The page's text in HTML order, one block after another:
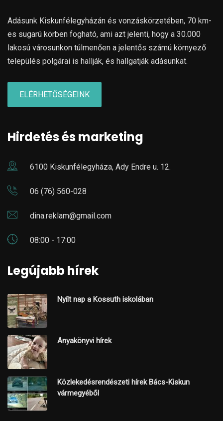
Adásunk Kiskunfélegyházán és vonzáskörzetében, 70 km-
es sugarú körben fogható, ami azt jelenti, hogy a 30.000
lakosú városunkon túlmenően a jelentős számú környező
település polgárai is hallják, és hallgatják adásunkat.
ELÉRHETŐSÉGEINK
Hirdetés és marketing
6100 Kiskunfélegyháza, Ady Endre u. 12.
06 (76) 560-028
dina.reklam@gmail.com
08:00 - 17:00
Legújabb hírek
Nyílt nap a Kossuth iskolában
Anyakönyvi hírek
Közlekedésrendészeti hírek Bács-Kiskun
vármegyéből